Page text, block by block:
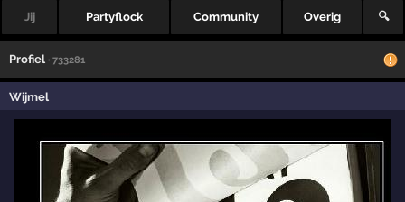
Jij Partyflock Community Overig 🔍
Profiel · 733281
Wijmel